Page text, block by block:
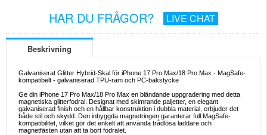
HAR DU FRÅGOR? LIVE CHAT
Beskrivning
Galvaniserat Glitter Hybrid-Skal för iPhone 17 Pro Max/18 Pro Max - MagSafe-
kompatibelt - galvaniserad TPU-ram och PC-bakstycke
Ge din iPhone 17 Pro Max/18 Pro Max en bländande uppgradering med detta
magnetiska glitterfodral. Designat med skimrande paljetter, en elegant
galvaniserad finish och en hållbar konstruktion i dubbla material, erbjuder det
både stil och skydd. Den inbyggda magnetringen garanterar full MagSafe-
kompatibilitet, vilket gör det enkelt att använda trådlösa laddare och
magnetfästen utan att ta bort fodralet.